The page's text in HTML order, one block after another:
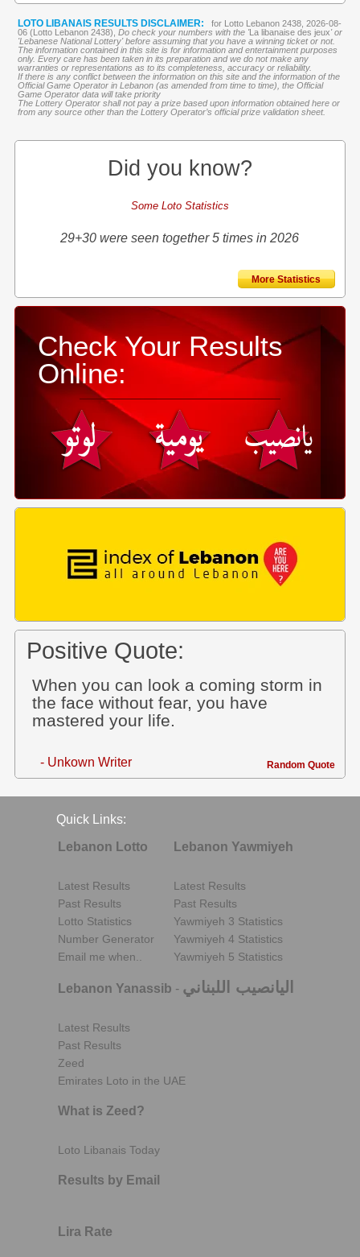
LOTO LIBANAIS RESULTS DISCLAIMER:
for Lotto Lebanon 2438, 2026-08-
06 (Lotto Lebanon 2438), Do check your numbers with the 'La libanaise des jeux' or
'Lebanese National Lottery' before assuming that you have a winning ticket or not.
The information contained in this site is for information and entertainment purposes
only. Every care has been taken in its preparation and we do not make any
warranties or representations as to its completeness, accuracy or reliability.
If there is any conflict between the information on this site and the information of the
Official Game Operator in Lebanon (as amended from time to time), the Official
Game Operator data will take priority
The Lottery Operator shall not pay a prize based upon information obtained here or
from any source other than the Lottery Operator’s official prize validation sheet.
Did you know?
Some Loto Statistics
29+30 were seen together 5 times in 2026
More Statistics
Check Your Results
Online:
Positive Quote:
When you can look a coming storm in
the face without fear, you have
mastered your life.
- Unkown Writer Random Quote
Quick Links:
Lebanon Lotto
Latest Results
Past Results
Lotto Statistics
Number Generator
Email me when..
Lebanon Yawmiyeh
Latest Results
Past Results
Yawmiyeh 3 Statistics
Yawmiyeh 4 Statistics
Yawmiyeh 5 Statistics
Lebanon Yanassib - اليانصيب اللبناني
Latest Results
Past Results
Zeed
Emirates Loto in the UAE
What is Zeed?
Loto Libanais Today
Results by Email
Lira Rate